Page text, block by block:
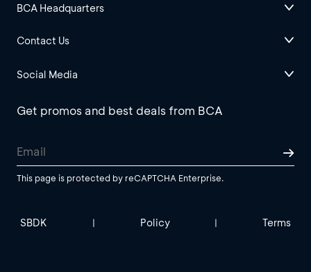
BCA Headquarters
Contact Us
Social Media
Get promos and best deals from BCA
This page is protected by reCAPTCHA Enterprise.
SBDK | Policy | Terms